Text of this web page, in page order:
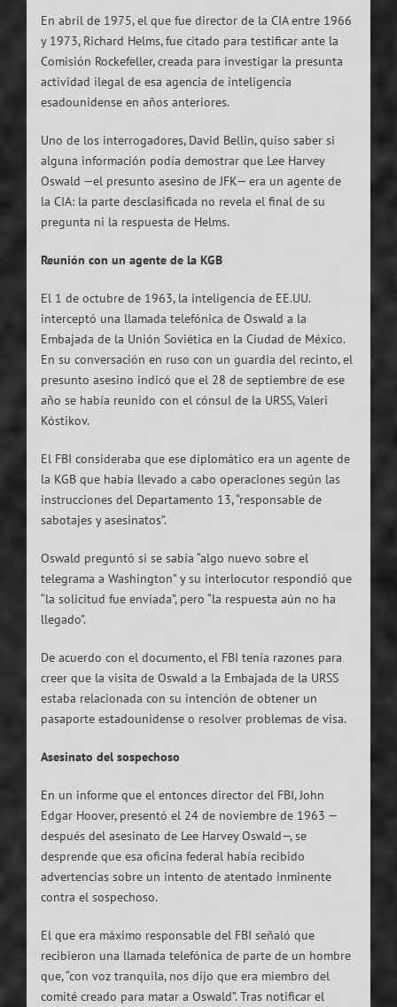
En abril de 1975, el que fue director de la CIA entre 1966
y 1973, Richard Helms, fue citado para testificar ante la
Comisión Rockefeller, creada para investigar la presunta
actividad ilegal de esa agencia de inteligencia
esadounidense en años anteriores.
Uno de los interrogadores, David Bellin, quiso saber si
alguna información podía demostrar que Lee Harvey
Oswald —el presunto asesino de JFK— era un agente de
la CIA: la parte desclasificada no revela el final de su
pregunta ni la respuesta de Helms.
Reunión con un agente de la KGB
El 1 de octubre de 1963, la inteligencia de EE.UU.
interceptó una llamada telefónica de Oswald a la
Embajada de la Unión Soviética en la Ciudad de México.
En su conversación en ruso con un guardia del recinto, el
presunto asesino indicó que el 28 de septiembre de ese
año se había reunido con el cónsul de la URSS, Valeri
Kóstikov.
El FBI consideraba que ese diplomático era un agente de
la KGB que había llevado a cabo operaciones según las
instrucciones del Departamento 13, “responsable de
sabotajes y asesinatos”.
Oswald preguntó si se sabía “algo nuevo sobre el
telegrama a Washington” y su interlocutor respondió que
“la solicitud fue enviada”, pero “la respuesta aún no ha
llegado”.
De acuerdo con el documento, el FBI tenía razones para
creer que la visita de Oswald a la Embajada de la URSS
estaba relacionada con su intención de obtener un
pasaporte estadounidense o resolver problemas de visa.
Asesinato del sospechoso
En un informe que el entonces director del FBI, John
Edgar Hoover, presentó el 24 de noviembre de 1963 —
después del asesinato de Lee Harvey Oswald—, se
desprende que esa oficina federal había recibido
advertencias sobre un intento de atentado inminente
contra el sospechoso.
El que era máximo responsable del FBI señaló que
recibieron una llamada telefónica de parte de un hombre
que, “con voz tranquila, nos dijo que era miembro del
comité creado para matar a Oswald”. Tras notificar el